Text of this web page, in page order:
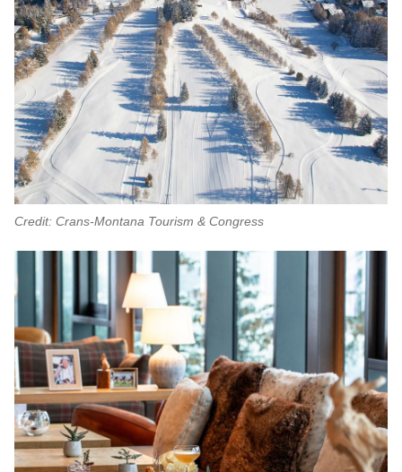
Credit: Crans-Montana Tourism & Congress